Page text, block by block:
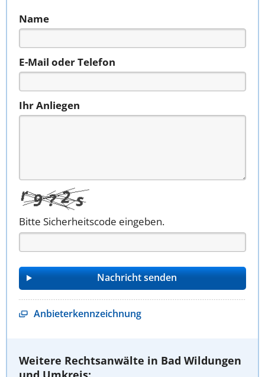
Name
E-Mail oder Telefon
Ihr Anliegen
Bitte Sicherheitscode eingeben.
Anbieterkennzeichnung
Weitere Rechtsanwälte in Bad Wildungen